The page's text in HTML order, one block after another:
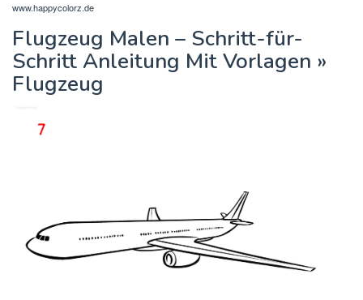
www.happycolorz.de
Flugzeug Malen – Schritt-für-
Schritt Anleitung Mit Vorlagen »
Flugzeug